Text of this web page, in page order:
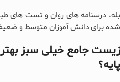
بله، درسنامه های روان و تست های
شده برای دانش آموزان متوسط و
زیست جامع خیلی سبز
پایه؟